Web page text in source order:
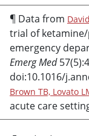
¶ Data from
trial ofketamine/
emergency
Emerg Med
doi:10.1016/
Brown TB, Lovato
acute care